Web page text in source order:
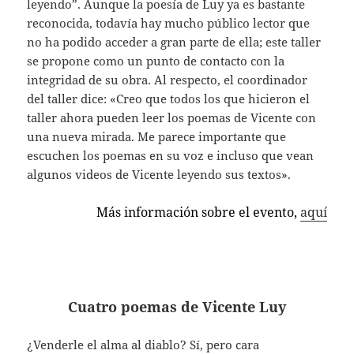
leyendo”. Aunque la poesía de Luy ya es bastante
reconocida, todavía hay mucho público lector que
no ha podido acceder a gran parte de ella; este taller
se propone como un punto de contacto con la
integridad de su obra. Al respecto, el coordinador
del taller dice: «Creo que todos los que hicieron el
taller ahora pueden leer los poemas de Vicente con
una nueva mirada. Me parece importante que
escuchen los poemas en su voz e incluso que vean
algunos videos de Vicente leyendo sus textos».
Más información sobre el evento, aquí
Cuatro poemas de Vicente Luy
¿Venderle el alma al diablo? Sí, pero cara